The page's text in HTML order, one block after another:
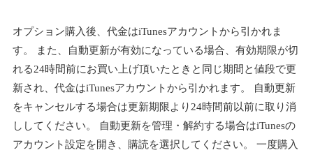
オプション購入後、代金はiTunesアカウントから引かれま
す。 また、自動更新が有効になっている場合、有効期限が切
れる24時間前にお買い上げ頂いたときと同じ期間と値段で更
新され、代金はiTunesアカウントから引かれます。 自動更新
をキャンセルする場合は更新期限より24時間前以前に取り消
ししてください。 自動更新を管理・解約する場合はiTunesの
アカウント設定を開き、購読を選択してください。 一度購入